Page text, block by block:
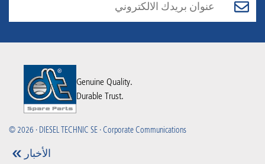
Genuine Quality.
Durable Trust.
© 2026 · DIESEL TECHNIC SE · Corporate Communications
الأخبار